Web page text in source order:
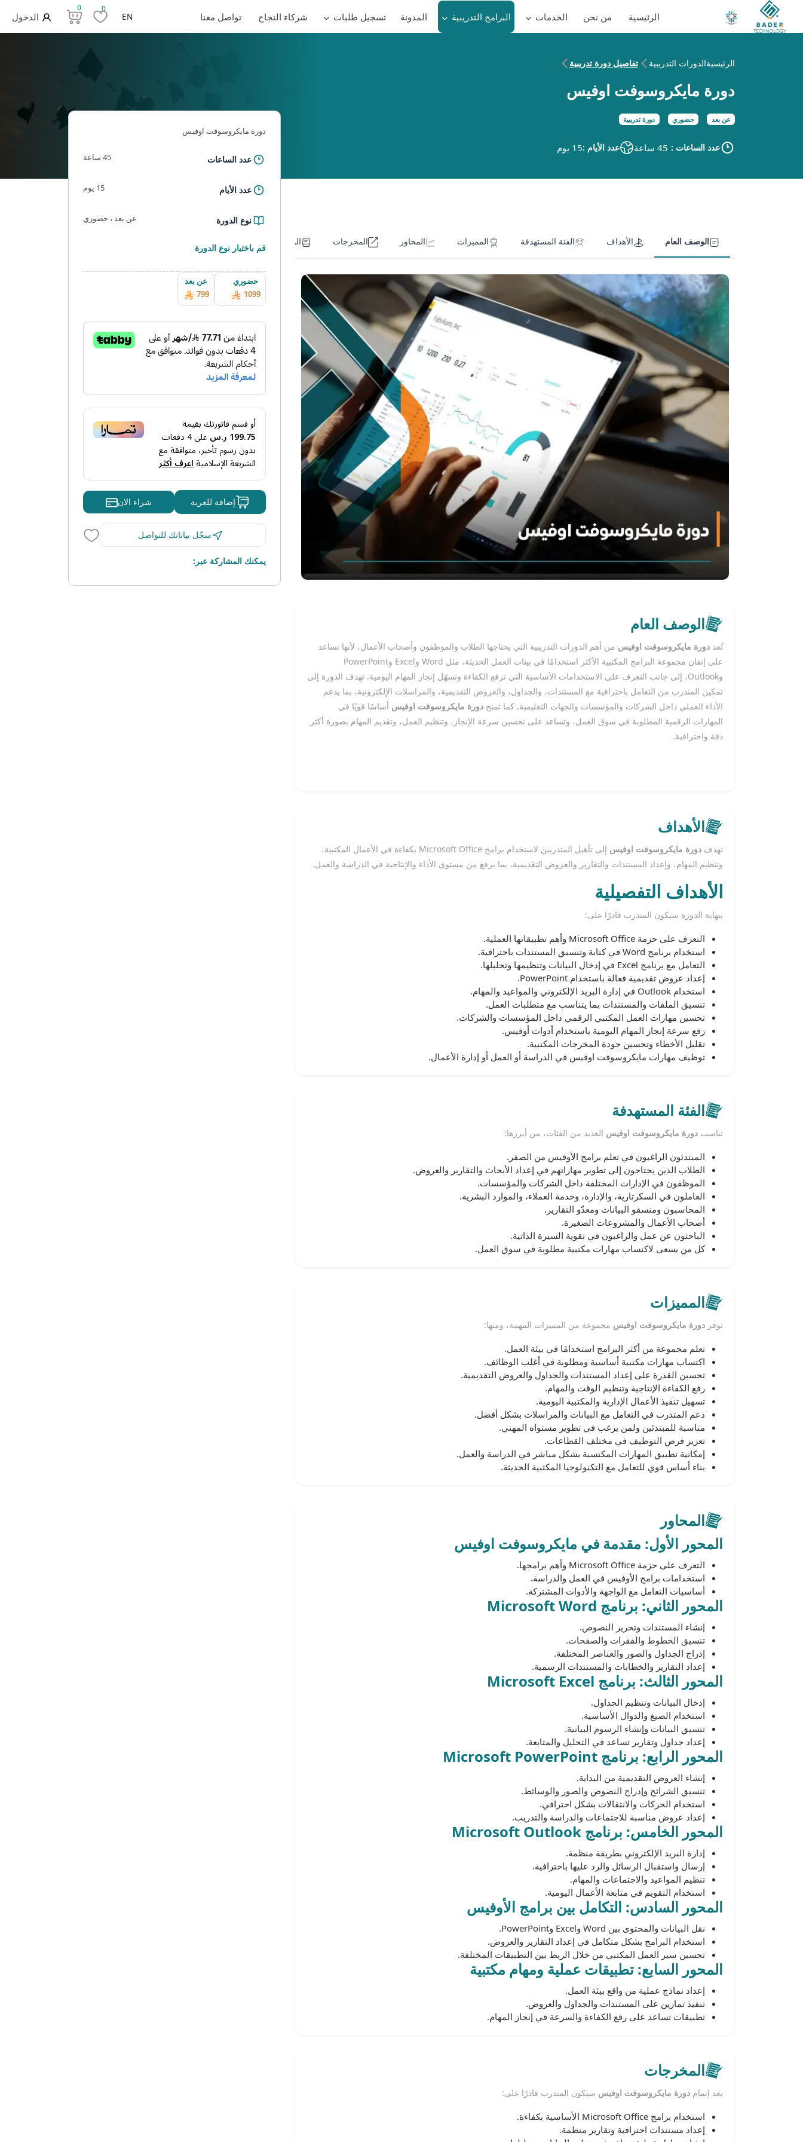
الرئيسية من نحن الخدمات البرامج التدريبية المدونة تسجيل طلبات شركاء النجاح تواصل معنا EN
0
0
الدخول
الرئيسيةالدورات التدريبية تفاصيل دورة تدريبية
دورة مايكروسوفت اوفيس
عن بعد حضوري دورة تدريبية
عدد الساعات : 45 ساعة عدد الأيام :15 يوم
الوصف العام الأهداف الفئة المستهدفة المميزات المحاور المخرجات المتطلبات المقالة
الوصف العام
تُعد دورة مايكروسوفت اوفيس من أهم الدورات التدريبية التي يحتاجها الطلاب والموظفون وأصحاب الأعمال، لأنها تساعد
على إتقان مجموعة البرامج المكتبية الأكثر استخدامًا في بيئات العمل الحديثة، مثل Word وExcel وPowerPoint
وOutlook، إلى جانب التعرف على الاستخدامات الأساسية التي ترفع الكفاءة وتسهّل إنجاز المهام اليومية. تهدف الدورة إلى
تمكين المتدرب من التعامل باحترافية مع المستندات، والجداول، والعروض التقديمية، والمراسلات الإلكترونية، بما يدعم
الأداء العملي داخل الشركات والمؤسسات والجهات التعليمية. كما تمنح دورة مايكروسوفت اوفيس أساسًا قويًا في
المهارات الرقمية المطلوبة في سوق العمل، وتساعد على تحسين سرعة الإنجاز، وتنظيم العمل، وتقديم المهام بصورة أكثر
دقة واحترافية.
الأهداف
تهدف دورة مايكروسوفت اوفيس
إلى تأهيل المتدربين لاستخدام برامج Microsoft Office بكفاءة في الأعمال المكتبية،
وتنظيم المهام، وإعداد المستندات والتقارير والعروض التقديمية، بما يرفع من مستوى الأداء والإنتاجية في الدراسة والعمل.
الأهداف التفصيلية
بنهاية الدورة سيكون المتدرب قادرًا على:
التعرف على حزمة Microsoft Office وأهم تطبيقاتها العملية.
استخدام برنامج Word في كتابة وتنسيق المستندات باحترافية.
التعامل مع برنامج Excel في إدخال البيانات وتنظيمها وتحليلها.
إعداد عروض تقديمية فعالة باستخدام PowerPoint.
استخدام Outlook في إدارة البريد الإلكتروني والمواعيد والمهام.
تنسيق الملفات والمستندات بما يتناسب مع متطلبات العمل.
تحسين مهارات العمل المكتبي الرقمي داخل المؤسسات والشركات.
رفع سرعة إنجاز المهام اليومية باستخدام أدوات أوفيس.
تقليل الأخطاء وتحسين جودة المخرجات المكتبية.
توظيف مهارات مايكروسوفت اوفيس في الدراسة أو العمل أو إدارة الأعمال.
الفئة المستهدفة
تناسب دورة مايكروسوفت اوفيس العديد من الفئات، من أبرزها:
المبتدئون الراغبون في تعلم برامج الأوفيس من الصفر.
الطلاب الذين يحتاجون إلى تطوير مهاراتهم في إعداد الأبحاث والتقارير والعروض.
الموظفون في الإدارات المختلفة داخل الشركات والمؤسسات.
العاملون في السكرتارية، والإدارة، وخدمة العملاء، والموارد البشرية.
المحاسبون ومنسقو البيانات ومعدّو التقارير.
أصحاب الأعمال والمشروعات الصغيرة.
الباحثون عن عمل والراغبون في تقوية السيرة الذاتية.
كل من يسعى لاكتساب مهارات مكتبية مطلوبة في سوق العمل.
المميزات
توفر دورة مايكروسوفت اوفيس مجموعة من المميزات المهمة، ومنها:
تعلم مجموعة من أكثر البرامج استخدامًا في بيئة العمل.
اكتساب مهارات مكتبية أساسية ومطلوبة في أغلب الوظائف.
تحسين القدرة على إعداد المستندات والجداول والعروض التقديمية.
رفع الكفاءة الإنتاجية وتنظيم الوقت والمهام.
تسهيل تنفيذ الأعمال الإدارية والمكتبية اليومية.
دعم المتدرب في التعامل مع البيانات والمراسلات بشكل أفضل.
مناسبة للمبتدئين ولمن يرغب في تطوير مستواه المهني.
تعزيز فرص التوظيف في مختلف القطاعات.
إمكانية تطبيق المهارات المكتسبة بشكل مباشر في الدراسة والعمل.
بناء أساس قوي للتعامل مع التكنولوجيا المكتبية الحديثة.
المحاور
المحور الأول: مقدمة في مايكروسوفت اوفيس
التعرف على حزمة Microsoft Office وأهم برامجها.
استخدامات برامج الأوفيس في العمل والدراسة.
أساسيات التعامل مع الواجهة والأدوات المشتركة.
المحور الثاني: برنامج Microsoft Word
إنشاء المستندات وتحرير النصوص.
تنسيق الخطوط والفقرات والصفحات.
إدراج الجداول والصور والعناصر المختلفة.
إعداد التقارير والخطابات والمستندات الرسمية.
المحور الثالث: برنامج Microsoft Excel
إدخال البيانات وتنظيم الجداول.
استخدام الصيغ والدوال الأساسية.
تنسيق البيانات وإنشاء الرسوم البيانية.
إعداد جداول وتقارير تساعد في التحليل والمتابعة.
المحور الرابع: برنامج Microsoft PowerPoint
إنشاء العروض التقديمية من البداية.
تنسيق الشرائح وإدراج النصوص والصور والوسائط.
استخدام الحركات والانتقالات بشكل احترافي.
إعداد عروض مناسبة للاجتماعات والدراسة والتدريب.
المحور الخامس: برنامج Microsoft Outlook
إدارة البريد الإلكتروني بطريقة منظمة.
إرسال واستقبال الرسائل والرد عليها باحترافية.
تنظيم المواعيد والاجتماعات والمهام.
استخدام التقويم في متابعة الأعمال اليومية.
المحور السادس: التكامل بين برامج الأوفيس
نقل البيانات والمحتوى بين Word وExcel وPowerPoint.
استخدام البرامج بشكل متكامل في إعداد التقارير والعروض.
تحسين سير العمل المكتبي من خلال الربط بين التطبيقات المختلفة.
المحور السابع: تطبيقات عملية ومهام مكتبية
إعداد نماذج عملية من واقع بيئة العمل.
تنفيذ تمارين على المستندات والجداول والعروض.
تطبيقات تساعد على رفع الكفاءة والسرعة في إنجاز المهام.
المخرجات
بعد إتمام دورة مايكروسوفت اوفيس سيكون المتدرب قادرًا على:
استخدام برامج Microsoft Office الأساسية بكفاءة.
إعداد مستندات احترافية وتقارير منظمة.
دورة مايكروسوفت اوفيس
عدد الساعات 45 ساعة
عدد الأيام 15 يوم
نوع الدورة عن بعد ، حضوري
قم باختيار نوع الدورة
حضوري
1099
عن بعد
799
أو قسم فاتورتك بقيمة
199.75 ر.س على4 دفعات
بدون رسوم تأخير، متوافقة مع
الشريعة الإسلاميةاعرف أكثر
إضافة للعربة شراء الان
سجّل بياناتك للتواصل
يمكنك المشاركة عبر: